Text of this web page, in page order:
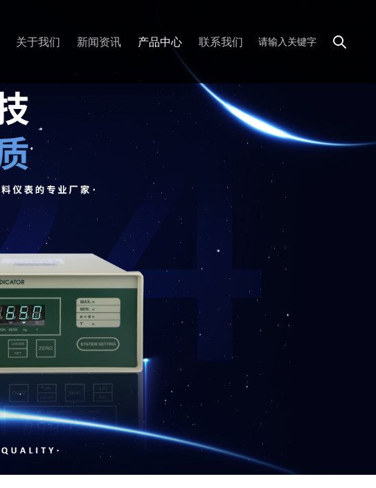
关于我们 新闻资讯 产品中心 联系我们